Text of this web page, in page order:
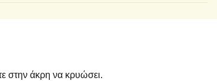
στην άκρη να κρυώσει.